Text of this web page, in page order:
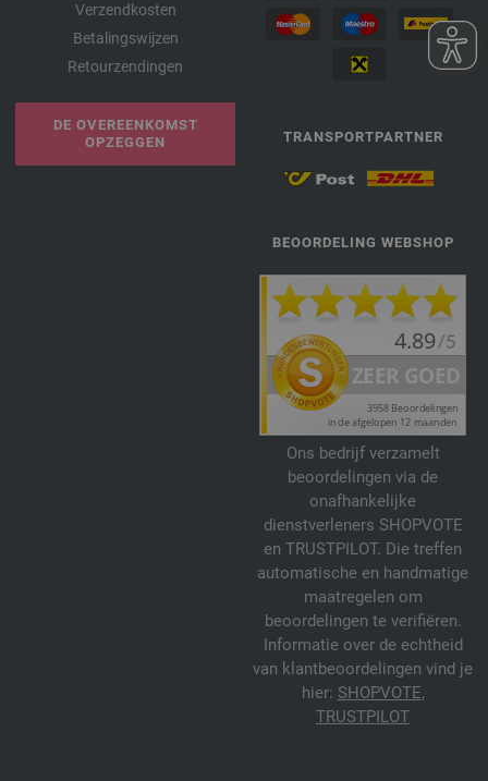
Verzendkosten
Betalingswijzen
Retourzendingen
DE OVEREENKOMST
OPZEGGEN
TRANSPORTPARTNER
BEOORDELING WEBSHOP
Ons bedrijf verzamelt
beoordelingen via de
onafhankelijke
dienstverleners SHOPVOTE
en TRUSTPILOT. Die treffen
automatische en handmatige
maatregelen om
beoordelingen te verifiëren.
Informatie over de echtheid
van klantbeoordelingen vind je
hier: SHOPVOTE,
TRUSTPILOT